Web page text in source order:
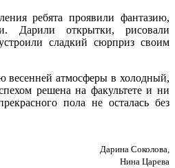
ребята проявили фантазию,
Дарили открытки, рисовали
сладкий сюрприз своим
весенней атмосферы в холодный,
решена на факультете и ни
пола не осталась без
Дарина Соколова,
Нина Царева